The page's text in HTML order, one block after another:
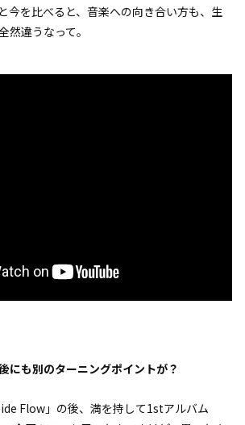
今を比べると、音楽への向き合い方も、生
然違うなって。
後にも別のターニングポイントが？
Flow」の後、満を持して1stアルバム